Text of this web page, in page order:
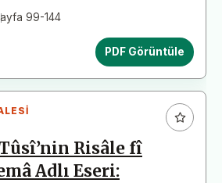
99-144
PDF Görüntüle
Risâle fî
Adlı Eseri: